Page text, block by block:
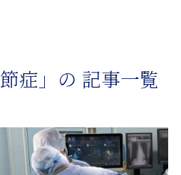
症」の 記事一覧